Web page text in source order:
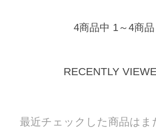
4商品中 1～4商品
RECENTLY
最近チェックした商品はま